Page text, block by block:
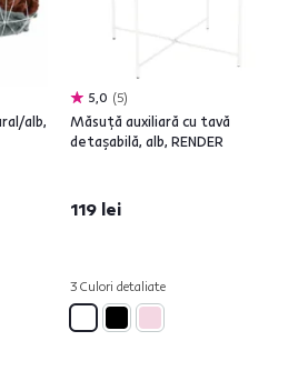
alb,
5,0 5
Măsuţă auxiliară cu tavă
detaşabilă, alb, RENDER
119 lei
3 Culori detaliate